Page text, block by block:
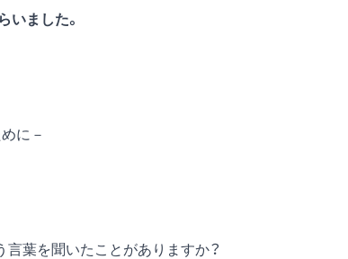
いました。
に－
言葉を聞いたことがありますか？